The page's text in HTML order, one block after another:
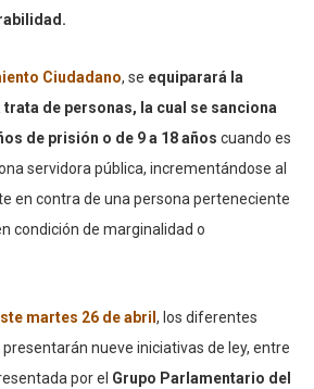
Ciudadano, se equiparará la
de personas, la cual se sanciona
de prisión o de 9 a 18 años cuando es
servidora pública, incrementándose al
en contra de una persona perteneciente
condición de marginalidad o
martes 26 de abril , los diferentes
nueve iniciativas de ley, entre
por el Grupo Parlamentario del